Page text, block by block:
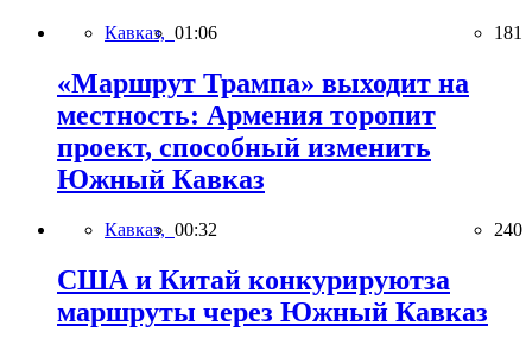
Кавказ, 01:06 181
«Маршрут Трампа» выходит на
местность: Армения торопит
проект, способный изменить
Южный Кавказ
Кавказ, 00:32 240
США и Китай конкурируютза
маршруты через Южный Кавказ